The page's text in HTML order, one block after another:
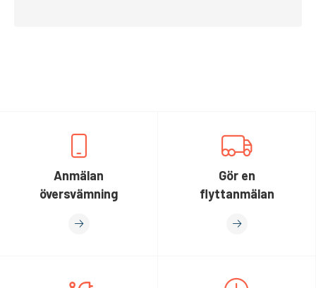
Anmälan
översvämning
Gör en
flyttanmälan